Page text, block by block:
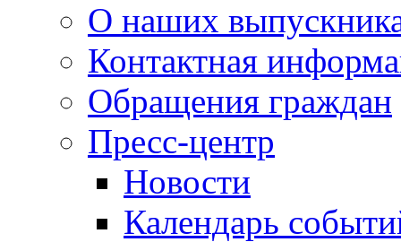
О наших
Контактная
Обращения граждан
Пресс-центр
Новости
Календарь